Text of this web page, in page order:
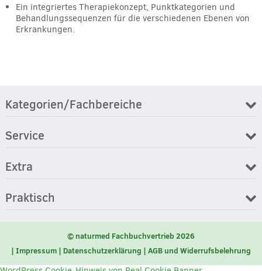
Ein integriertes Therapiekonzept, Punktkategorien und
Behandlungssequenzen für die verschiedenen Ebenen von
Erkrankungen.
Kategorien/Fachbereiche
Service
Extra
Praktisch
© naturmed Fachbuchvertrieb 2026
Impressum
Datenschutzerklärung AGB und Widerrufsbelehrung